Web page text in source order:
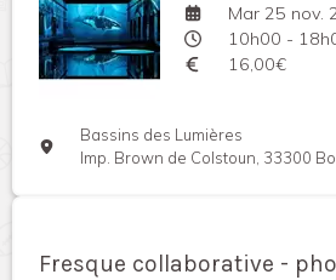
Mar 25 nov.
10h00 -
16,00€
Bassins des Lumières
Imp. Brown de Colstoun, 33300
Fresque collaborative -